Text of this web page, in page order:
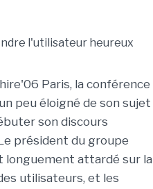
Paris, la conférence
peu éloigné de son sujet
son discours
président du groupe
longuement attardé sur la
utilisateurs, et les